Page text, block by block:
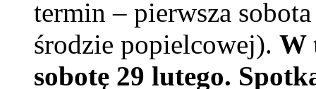
termin – pierwsza
środzie popielcowej). W
sobotę 29 lutego.